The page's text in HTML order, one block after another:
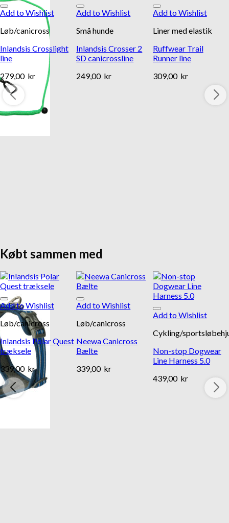
Add to Wishlist
Løb/canicross
Inlandsis Crosslight
line
279,00 kr
Add to Wishlist
Små hunde
Inlandsis Crosser 2
SD canicrossline
249,00 kr
Add to Wishlist
Liner med elastik
Ruffwear Trail
Runner line
309,00 kr
Købt sammen med
Add to Wishlist
Løb/canicross
Inlandsis Polar Quest
træksele
339,00 kr
Add to Wishlist
Løb/canicross
Neewa Canicross
Bælte
339,00 kr
Add to Wishlist
Cykling/
Non-stop Dogwear
Line Harness 5.0
439,00 kr